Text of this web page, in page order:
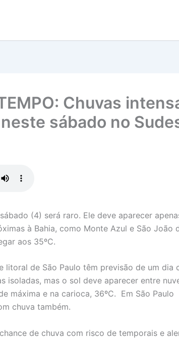
Chuvas
sábado no
(4) será raro. Ele deve aparecer
à Bahia, como Monte Azul e São João
aos 35ºC.
litoral de São Paulo têm previsão de um dia
isoladas, mas o sol deve aparecer entre
máxima e na carioca, 36ºC. Em São Paulo
chuva também.
de chuva com risco de temporais e